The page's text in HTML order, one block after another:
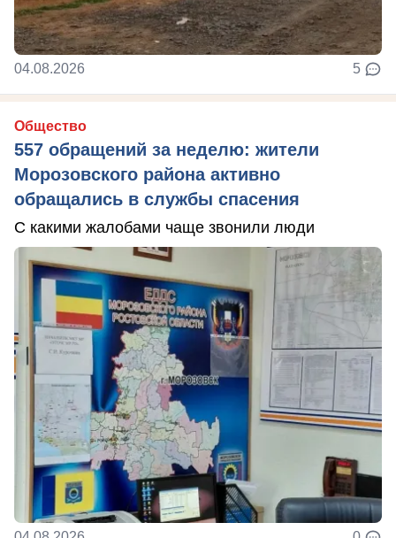
04.08.2026 5
Общество
557 обращений за неделю: жители
Морозовского района активно
обращались в службы спасения
С какими жалобами чаще звонили люди